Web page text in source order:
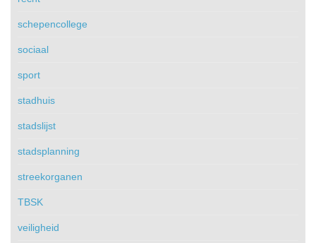
schepencollege
sociaal
sport
stadhuis
stadslijst
stadsplanning
streekorganen
TBSK
veiligheid